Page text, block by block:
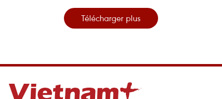
Télécharger plus